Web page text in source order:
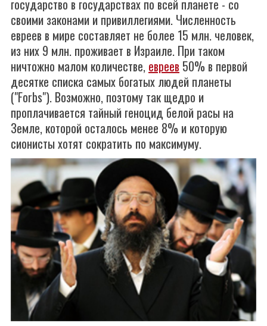
государство в государствах по всей планете - со
своими законами и привиллегиями. Численность
евреев в мире составляет не более 15 млн. человек,
из них 9 млн. проживает в Израиле. При таком
ничтожно малом количестве, евреев 50% в первой
десятке списка самых богатых людей планеты
("Forbs"). Возможно, поэтому так щедро и
проплачивается тайный геноцид белой расы на
Земле, которой осталось менее 8% и которую
сионисты хотят сократить по максимуму.